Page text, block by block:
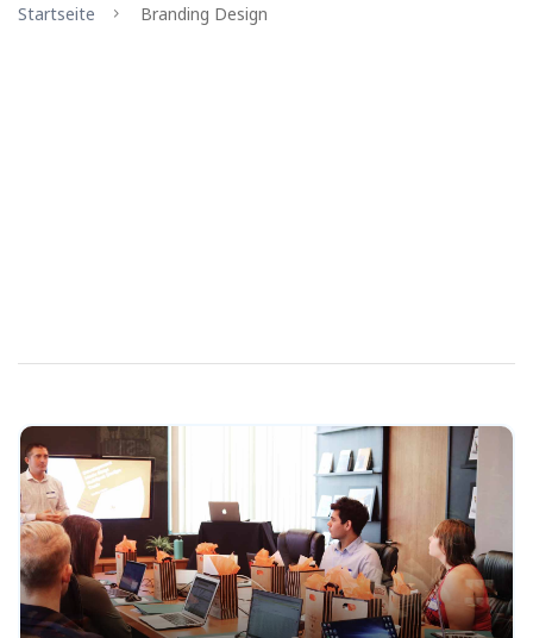
Startseite
Branding Design